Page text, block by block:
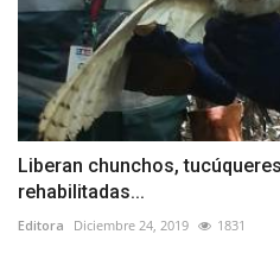
Liberan chunchos,
rehabilitadas...
Editora Diciembre 24, 2019 1831